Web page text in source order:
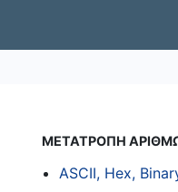
ΜΕΤΑΤΡΟΠΗ
ASCII, Hex,